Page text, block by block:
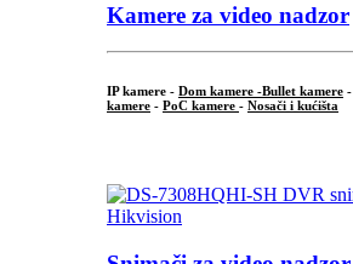
Kamere za video nadzor
IP kamere - Dom kamere -Bullet kamere -
kamere - PoC kamere - Nosači i kućišta